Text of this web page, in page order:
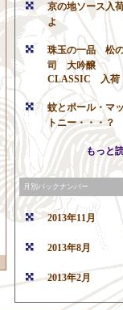
京の地ソース入
よ
珠玉の一品 松
司 大吟醸
CLASSIC 入荷
蚊とポール・マ
トニー・・・？
もっと
月別バックナンバー
2013年11月
2013年8月
2013年2月